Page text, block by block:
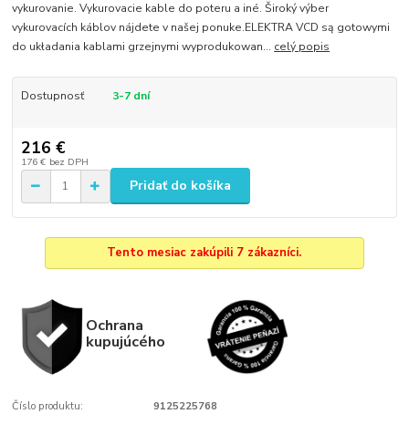
vykurovanie. Vykurovacie kable do poteru a iné. Široký výber
vykurovacích káblov nájdete v našej ponuke.ELEKTRA VCD są gotowymi
do układania kablami grzejnymi wyprodukowan... celý popis
Dostupnosť 3-7 dní
216 €
176 € bez DPH
Pridať do košíka
Tento mesiac zakúpili 7 zákazníci.
Ochrana
kupujúcého
Číslo produktu: 9125225768